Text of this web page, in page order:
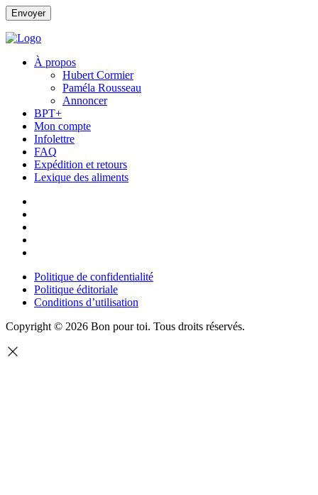
À propos
Hubert Cormier
Paméla Rousseau
Annoncer
BPT+
Mon compte
Infolettre
FAQ
Expédition et retours
Lexique des aliments
Politique de confidentialité
Politique éditoriale
Conditions d’utilisation
Copyright © 2026 Bon pour toi. Tous droits réservés.